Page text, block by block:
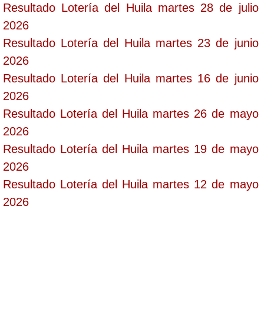
Resultado Lotería del Huila martes 28 de julio
2026
Resultado Lotería del Huila martes 23 de junio
2026
Resultado Lotería del Huila martes 16 de junio
2026
Resultado Lotería del Huila martes 26 de mayo
2026
Resultado Lotería del Huila martes 19 de mayo
2026
Resultado Lotería del Huila martes 12 de mayo
2026